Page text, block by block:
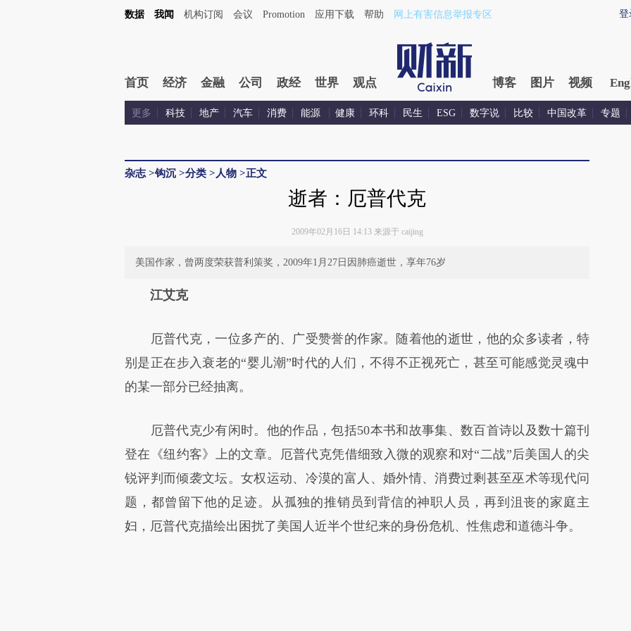
登
数据 我闻 机构订阅 会议 Promotion 应用下载 帮助 网上有害信息举报专区
首页 经济 金融 公司 政经 世界 观点 博客 图片 视频
更多 科技 地产 汽车 消费 能源 健康 环科 民生 ESG 数字说 比较 中国改革 专题
杂志 >钩沉 >分类 > 人物 >正文
逝者：厄普代克
2009年02月16日 14:13 来源于 caijing
美国作家，曾两度荣获普利策奖，2009年1月27日因肺癌逝世，享年76岁
江艾克
厄普代克，一位多产的、广受赞誉的作家。随着他的逝世，他的众多读者，特
别是正在步入衰老的“婴儿潮”时代的人们，不得不正视死亡，甚至可能感觉灵魂中
的某一部分已经抽离。
厄普代克少有闲时。他的作品，包括50本书和故事集、数百首诗以及数十篇刊
登在《纽约客》上的文章。厄普代克凭借细致入微的观察和对“二战”后美国人的尖
锐评判而倾袭文坛。女权运动、冷漠的富人、婚外情、消费过剩甚至巫术等现代问
题，都曾留下他的足迹。从孤独的推销员到背信的神职人员，再到沮丧的家庭主
妇，厄普代克描绘出困扰了美国人近半个世纪来的身份危机、性焦虑和道德斗争。